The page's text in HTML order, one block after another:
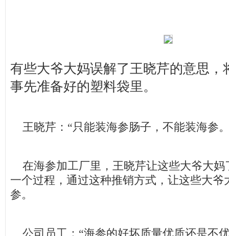
有些大爷大妈误解了王晓芹的意思，
事先准备好的塑料袋里。
王晓芹：“只能装海参肠子，不能装海参
在海参加工厂里，王晓芹让这些大爷大妈
一个过程，通过这种推销方式，让这些大爷
参。
公司员工：“海参的好坏质量优质还是不